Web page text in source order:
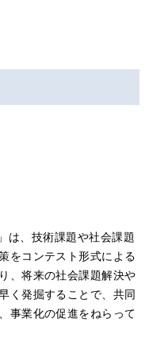
は、技術課題や社会課題
をコンテスト形式による
、将来の社会課題解決や
く発掘することで、共同
事業化の促進をねらって